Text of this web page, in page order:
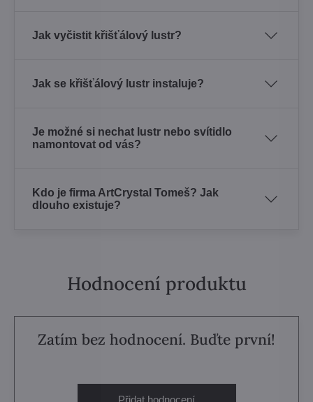
Jak vyčistit křišťálový lustr?
Jak se křišťálový lustr instaluje?
Je možné si nechat lustr nebo svítidlo
namontovat od vás?
Kdo je firma ArtCrystal Tomeš? Jak
dlouho existuje?
Hodnocení produktu
Zatím bez hodnocení. Buďte první!
Přidat hodnocení